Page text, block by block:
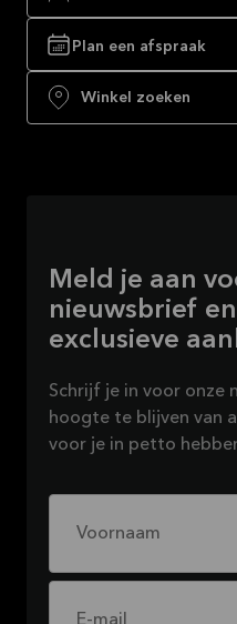
Plan een afspraak
Winkel zoeken
Meld je aan
nieuwsbrief
exclusieve
Schrijf je in voor onze
hoogte te blijven van
voor je in petto
Voornaam
E-mail